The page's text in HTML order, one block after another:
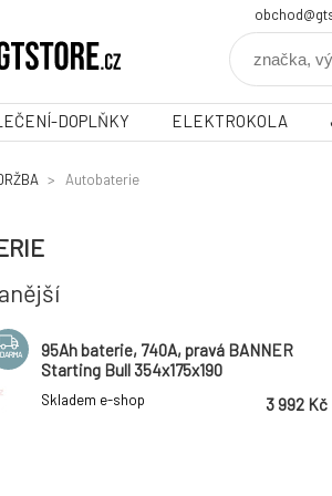
DOPLŇKY ELEKTROKOLA
Autobaterie
95Ah baterie, 740A, pravá BANNER
Starting Bull 354x175x190
Skladem e-shop 3 992 Kč